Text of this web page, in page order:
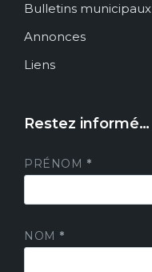
Bulletins municipaux
Annonces
Liens
Restez informé…
PRÉNOM *
NOM *